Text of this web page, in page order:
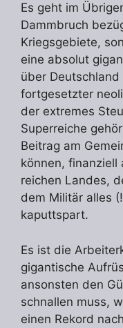
Es geht im
Dammbruch
Kriegsgebiete,
eine absolut
über
fortgesetzter
der extremes
Superreiche
Beitrag am
können, finanziell
reichen Landes,
dem Militär alles
kaputtspart.
Es ist die
gigantische
ansonsten den
schnallen muss,
einen Rekord